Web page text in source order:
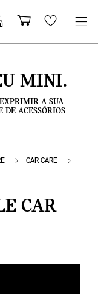
Carrinho
de
Wishlist
MINI.
A SUA
ACESSÓRIOS
CAR CARE
CAR